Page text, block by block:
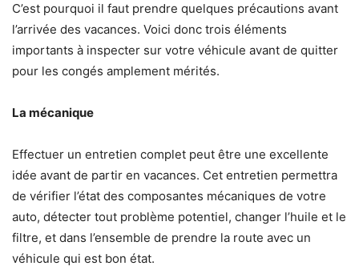
C’est pourquoi il faut prendre quelques précautions avant
l’arrivée des vacances. Voici donc trois éléments
importants à inspecter sur votre véhicule avant de quitter
pour les congés amplement mérités.
La mécanique
Effectuer un entretien complet peut être une excellente
idée avant de partir en vacances. Cet entretien permettra
de vérifier l’état des composantes mécaniques de votre
auto, détecter tout problème potentiel, changer l’huile et le
filtre, et dans l’ensemble de prendre la route avec un
véhicule qui est bon état.